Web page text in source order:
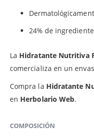
24% de
La Hidratante Nutritiva
comercializa en un
Compra la Hidratante
en Herbolario Web.
COMPOSICIÓN